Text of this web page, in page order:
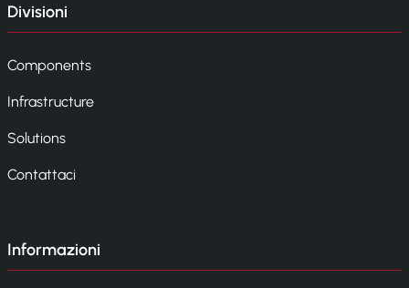
Divisioni
Components
Infrastructure
Solutions
Contattaci
Informazioni